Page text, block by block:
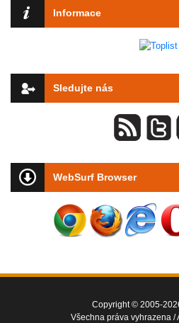
Informace
Sledujte nás
WebSurf Browser
Copyright © 2005-
Všechna práva vyhrazena /